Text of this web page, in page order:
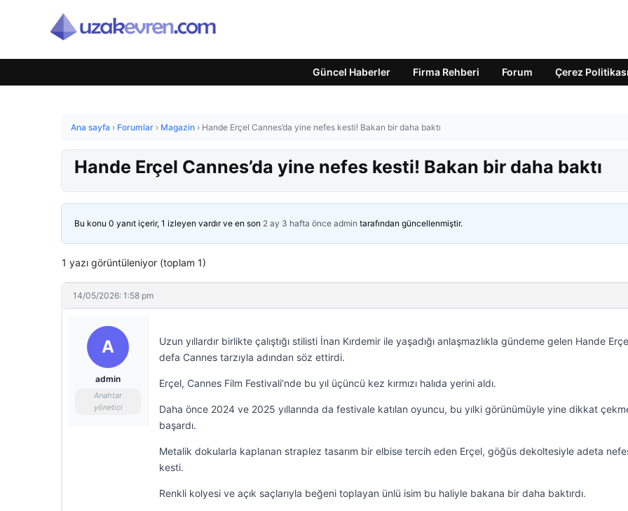
Güncel Haberler Firma Rehberi Forum Çerez Politikası
Ana sayfa › Forumlar › Magazin › Hande Erçel Cannes’da yine nefes kesti! Bakan bir daha baktı
Hande Erçel Cannes’da yine nefes kesti! Bakan bir daha baktı
Bu konu 0 yanıt içerir, 1 izleyen vardır ve en son 2 ay 3 hafta önce admin tarafından güncellenmiştir.
1 yazı görüntüleniyor (toplam 1)
14/05/2026: 1:58 pm
A
admin
Anahtar
yönetici
Uzun yıllardır birlikte çalıştığı stilisti İnan Kırdemir ile yaşadığı anlaşmazlıkla gündeme gelen Hande
defa Cannes tarzıyla adından söz ettirdi.
Erçel, Cannes Film Festivali’nde bu yıl üçüncü kez kırmızı halıda yerini aldı.
Daha önce 2024 ve 2025 yıllarında da festivale katılan oyuncu, bu yılki görünümüyle yine dikkat
başardı.
Metalik dokularla kaplanan straplez tasarım bir elbise tercih eden Erçel, göğüs dekoltesiyle adeta
kesti.
Renkli kolyesi ve açık saçlarıyla beğeni toplayan ünlü isim bu haliyle bakana bir daha baktırdı.